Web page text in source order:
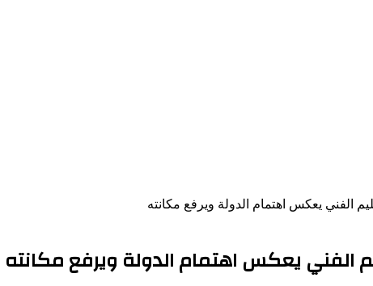
الفني يعكس اهتمام الدولة ويرفع مكانته
الفني يعكس اهتمام الدولة ويرفع مكانته